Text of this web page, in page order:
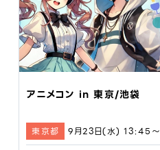
アニメコン in 東京/池袋
東京都 9月23日(水) 13:45〜